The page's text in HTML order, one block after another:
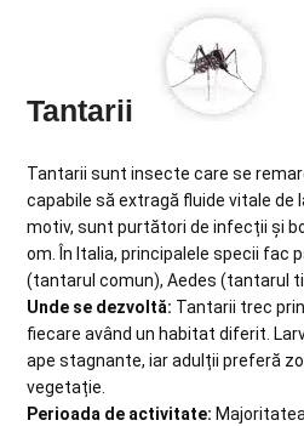
Tantarii
Tantarii sunt insecte care se
capabile să extragă fluide vitale de
motiv, sunt purtători de infecții și
om. În Italia, principalele specii fac
(tantarul comun), Aedes (tantarul
Unde se dezvoltă: Tantarii trec
fiecare având un habitat diferit.
ape stagnante, iar adulții preferă
vegetație.
Perioada de activitate: